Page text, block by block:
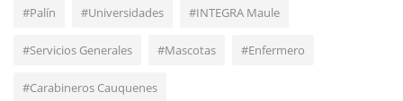
#Palín #Universidades #INTEGRA Maule
#Servicios Generales #Mascotas #Enfermero
#Carabineros Cauquenes